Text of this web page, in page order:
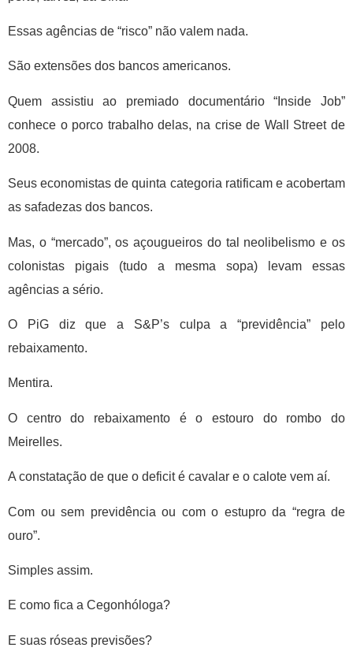
Essas agências de “risco” não valem nada.
São extensões dos bancos americanos.
Quem assistiu ao premiado documentário “Inside Job”
conhece o porco trabalho delas, na crise de Wall Street de
2008.
Seus economistas de quinta categoria ratificam e acobertam
as safadezas dos bancos.
Mas, o “mercado”, os açougueiros do tаl neolibelismo e os
colonistas pigais (tudo a mesma sopa) levam essas
agências a sério.
O PiG diz que a S&P’s culpa a “previdência” pelo
rebaixamento.
Mentira.
O centro do rebaixamento é o estouro do rombo do
Meirelles.
A constatação de que o deficit é cavalar e o calote vem aí.
Com ou sem previdência ou com o estupro da “regra de
ouro”.
Simples assim.
E como fica a Cegonhóloga?
E suas róseas previsões?